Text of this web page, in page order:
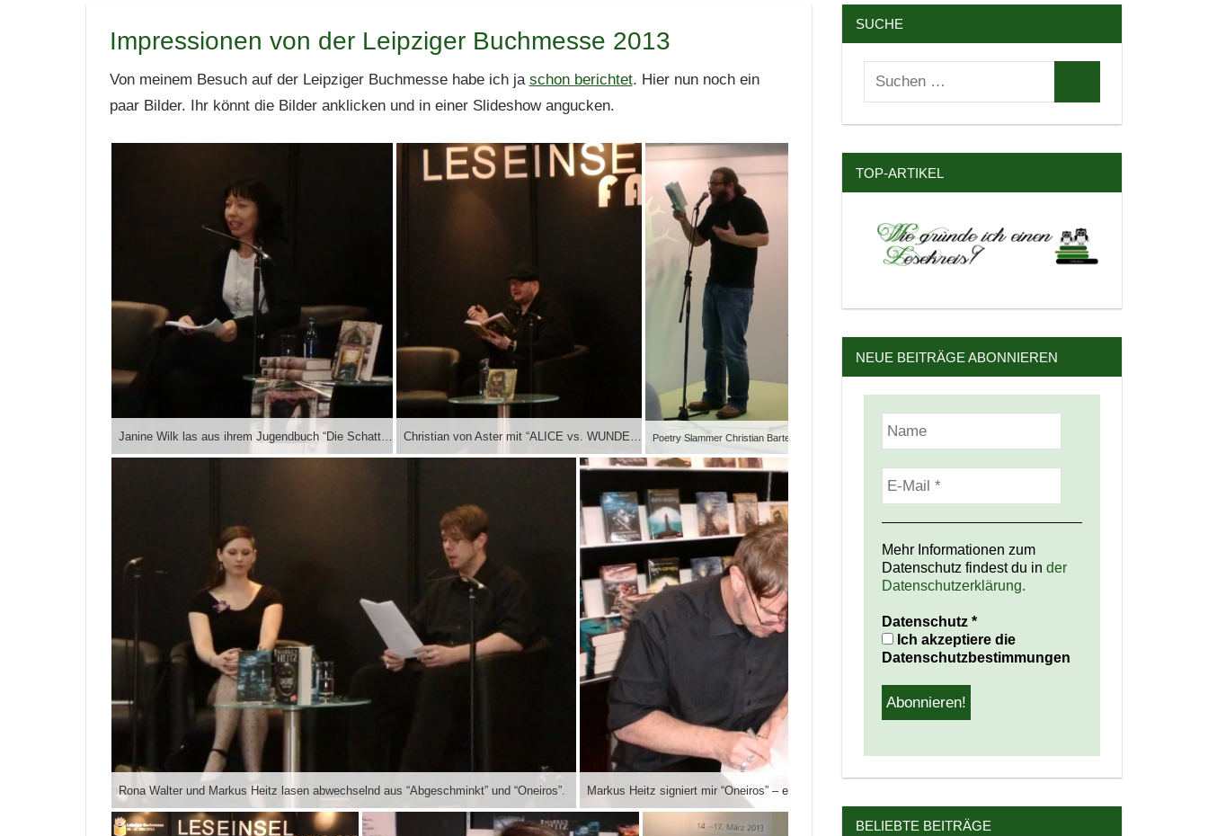
Impressionen von der Leipziger Buchmesse 2013
Von meinem Besuch auf der Leipziger Buchmesse habe ich ja schon berichtet. Hier nun noch ein
paar Bilder. Ihr könnt die Bilder anklicken und in einer Slideshow angucken.
Janine Wilk las aus ihrem Jugendbuch “Die Schattenträumerin” Christian von Aster mit “ALICE vs. WUNDERLAND – eine Pubertätsdramödie.” Herrliche Lesung. Hoffentlich gibt es das mal als Hörbuch.
Rona Walter und Markus Heitz lasen abwechselnd aus “Abgeschminkt” und “Oneiros”.
SUCHE
Suchen
nach:
TOP-ARTIKEL
NEUE BEITRÄGE ABONNIEREN
Mehr Informationen zum
Datenschutz findest du in der
Datenschutzerklärung.
Datenschutz *
Ich akzeptiere die
Datenschutzbestimmungen
BELIEBTE BEITRÄGE